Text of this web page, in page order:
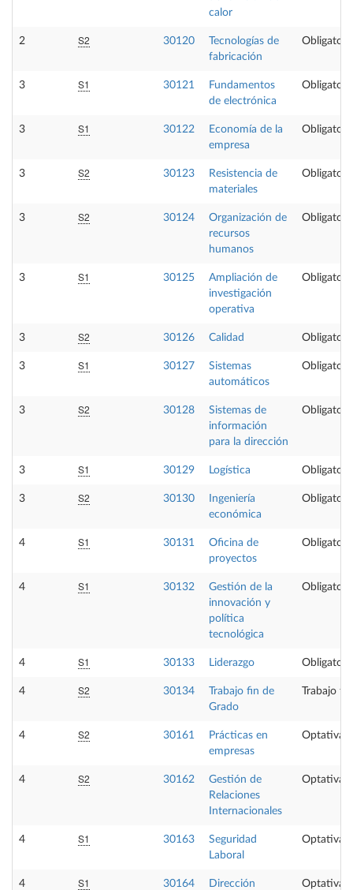
calor
2 S2 30120
Tecnologías de
fabricación
3 S1 30121
Fundamentos
de electrónica
3 S1 30122
Economía de la
empresa
3 S2 30123
Resistencia de
materiales
3 S2 30124
Organización de
recursos
humanos
3 S1 30125
Ampliación de
investigación
operativa
3 S2 30126 Calidad
3 S1 30127
Sistemas
automáticos
3 S2 30128
Sistemas de
información
para la dirección
3 S1 30129 Logística
3 S2 30130
Ingeniería
económica
4 S1 30131
Oficina de
proyectos
4 S1 30132
Gestión de la
innovación y
política
tecnológica
4 S1 30133 Liderazgo
4 S2 30134
Trabajo fin de
Grado
Trabajo
4 S2 30161
Prácticas en
empresas
Optativa
4 S2 30162
Gestión de
Relaciones
Internacionales
Optativa
4 S1 30163
Seguridad
Laboral
Optativa
4 S1 30164
Dirección
Optativa